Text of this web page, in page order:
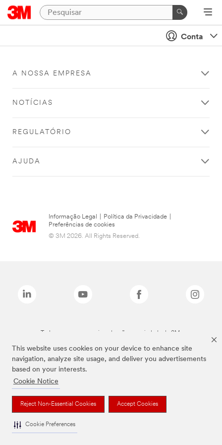
This website uses cookies on your device to enhance site
navigation, analyze site usage, and deliver you advertisements
based on your interests.
Cookie Notice
Reject Non-Essential Cookies Accept Cookies
Cookie Preferences
Conta
A NOSSA EMPRESA
NOTÍCIAS
REGULATÓRIO
AJUDA
Informação Legal Política da Privacidade
Preferências de cookies
© 3M 2026. All Rights Reserved.
Todas as marcas mencionadas são propriedade da 3M.